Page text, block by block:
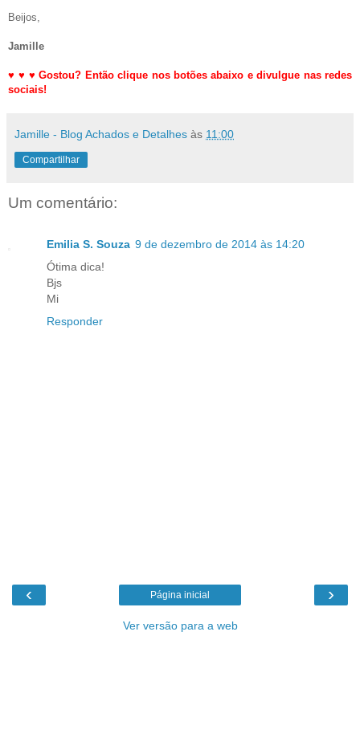
Beijos,
Jamille
♥ ♥ ♥Gostou? Então clique nos botões abaixo e divulgue nas redes
sociais!
Jamille - Blog Achados e Detalhes às 11:00
Compartilhar
Um comentário:
Emilia S. Souza 9 de dezembro de 2014 às 14:20
Ótima dica!
Bjs
Mi
Responder
‹ ›
Página inicial
Ver versão para a web